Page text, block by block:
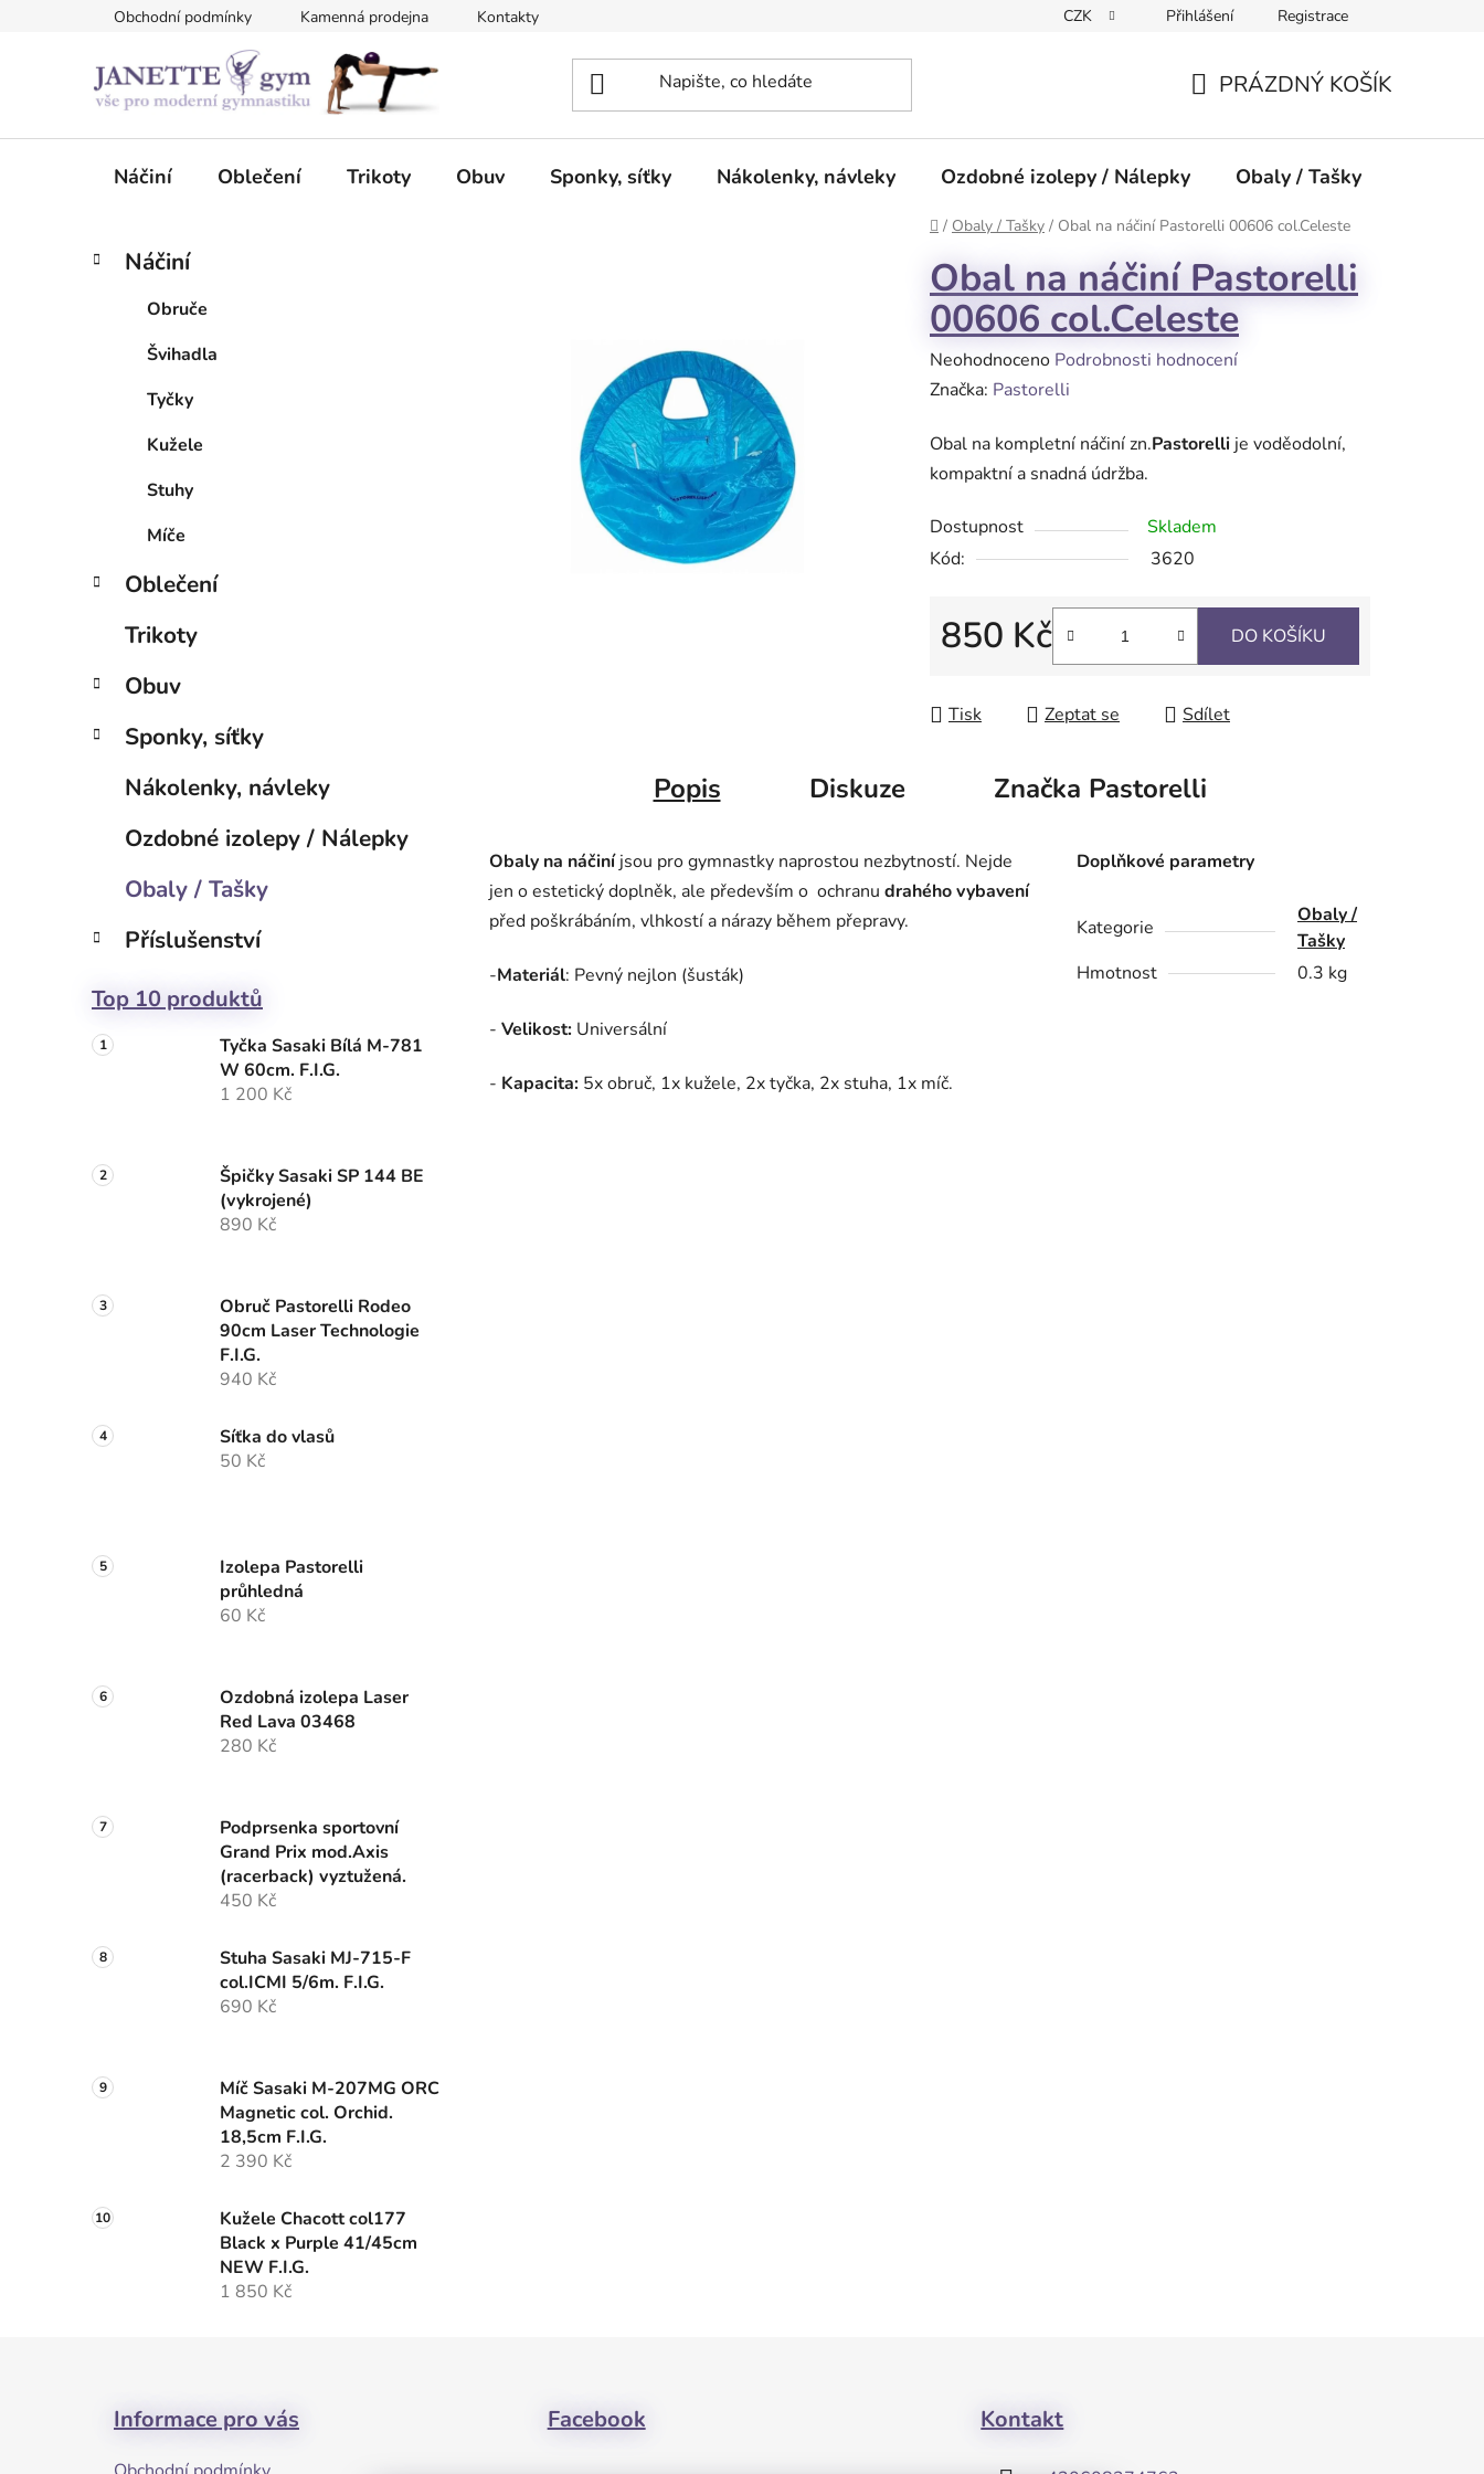
Obchodní podmínky Kamenná prodejna Kontakty CZK Přihlášení Registrace
KOŠÍK
PRÁZDNÝ KOŠÍK
Náčiní Oblečení Trikoty Obuv Sponky, síťky Nákolenky, návleky Ozdobné izolepy / Nálepky Obaly / Tašky
Domů
/ Obaly / Tašky / Obal na náčiní Pastorelli 00606 col.Celeste
P
e
Přeskočit
kategorie
K
a
Náčiní
Obruče
Švihadla
Tyčky
Kužele
Stuhy
Míče
Oblečení
Trikoty
Obuv
Sponky, síťky
Nákolenky, návleky
Ozdobné izolepy / Nálepky
Obaly / Tašky
Příslušenství
Top 10 produktů
Tyčka Sasaki Bílá M-781
W 60cm. F.I.G.
1 200 Kč
Špičky Sasaki SP 144 BE
(vykrojené)
890 Kč
Obruč Pastorelli Rodeo
90cm Laser Technologie
F.I.G.
940 Kč
Síťka do vlasů
50 Kč
Izolepa Pastorelli
průhledná
60 Kč
Ozdobná izolepa Laser
Red Lava 03468
280 Kč
Podprsenka sportovní
Grand Prix mod.Axis
(racerback) vyztužená.
450 Kč
Stuha Sasaki MJ-715-F
col.ICMI 5/6m. F.I.G.
690 Kč
Míč Sasaki M-207MG ORC
Magnetic col. Orchid.
18,5cm F.I.G.
2 390 Kč
Kužele Chacott col177
Black x Purple 41/45cm
NEW F.I.G.
1 850 Kč
Obal na náčiní Pastorelli
00606 col.Celeste
Průměrné
hodnocení
je
0,0
5
hvězdiček.
Neohodnoceno Podrobnosti hodnocení
Značka: Pastorelli
Obal na kompletní náčiní zn.Pastorelli je voděodolní,
kompaktní a snadná údržba.
Dostupnost
Skladem
Kód:
3620
850 Kč DO KOŠÍKU
Tisk Zeptat se Sdílet
Popis Diskuze Značka Pastorelli
Obaly na náčiníjsou pro gymnastky naprostou nezbytností. Nejde
jen o estetický doplněk, ale především o ochranu drahého vybavení
před poškrábáním, vlhkostí a nárazy během přepravy.
-Materiál: Pevný nejlon (šusták)
- Velikost: Universální
- Kapacita: 5x obruč, 1x kužele, 2x tyčka, 2x stuha, 1x míč.
Doplňkové parametry
Kategorie
Obaly /
Tašky
Hmotnost
0.3 kg
Informace pro vás Facebook Kontakt